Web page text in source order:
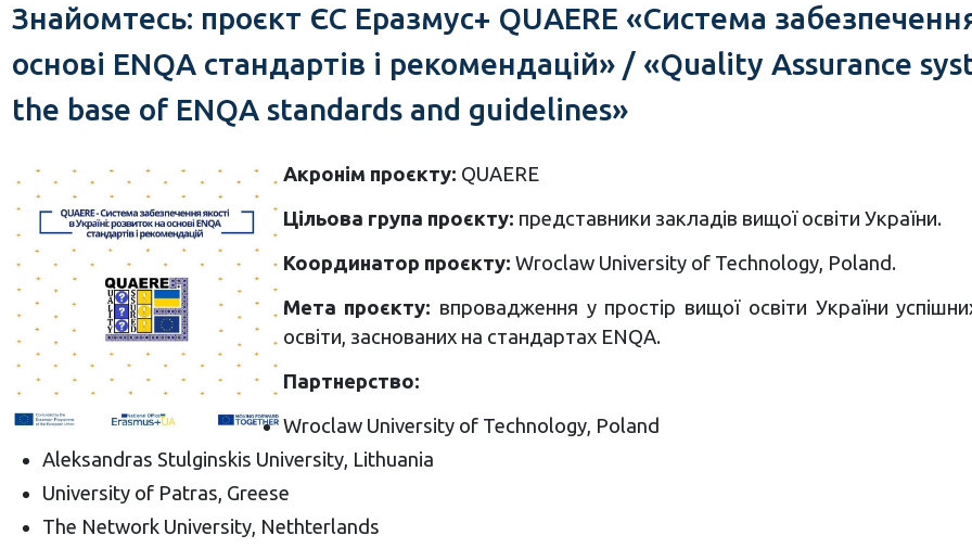
Знайомтесь: проєкт ЄС Еразмус+ QUAERE «Система
основі ENQA стандартів і рекомендацій» / «Quality Assurance
the base of ENQA standards and guidelines»
Акронім проєкту: QUAERE
Цільова група проєкту: представники закладів вищої освіти України.
Координатор проєкту: Wroclaw University of Technology, Poland.
Мета проєкту: впровадження у простір вищої освіти України
освіти, заснованих на стандартах ENQA.
Партнерство:
Wroclaw University of Technology, Poland
Aleksandras Stulginskis University, Lithuania
University of Patras, Greese
The Network University, Nethterlands